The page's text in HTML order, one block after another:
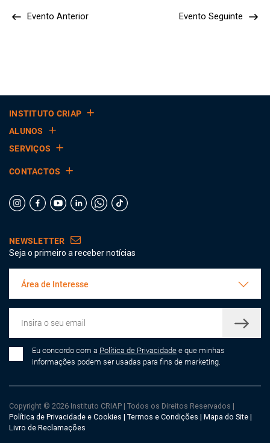
Evento Anterior Evento Seguinte
INSTITUTO CRIAP
ALUNOS
SERVIÇOS
CONTACTOS
NEWSLETTER
Seja o primeiro a receber notícias
Área de Interesse
Eu concordo com a Política de Privacidade e que minhas
informações podem ser usadas para fins de marketing.
Copyright © 2026 Instituto CRIAP | Todos os Direitos Reservados |
Política de Privacidade e Cookies | Termos e Condições | Mapa do Site |
Livro de Reclamações